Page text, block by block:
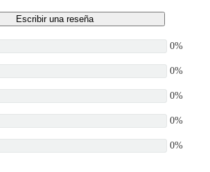
Escribir una reseña
0%
0%
0%
0%
0%